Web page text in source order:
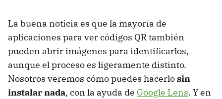
La buena noticia es que la mayoría de
aplicaciones para ver códigos QR también
pueden abrir imágenes para identificarlos,
aunque el proceso es ligeramente distinto.
Nosotros veremos cómo puedes hacerlosin
instalar nada, con la ayuda de Google Lens. Y en